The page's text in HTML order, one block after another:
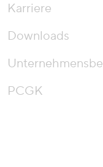
Karriere
Downloads
PCGK